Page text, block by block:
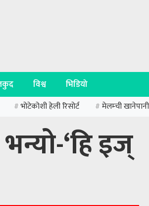
विश्व भिडियो
# भोटेकोशी हेली रिसोर्ट # मेलम्ची
‘हि इज्